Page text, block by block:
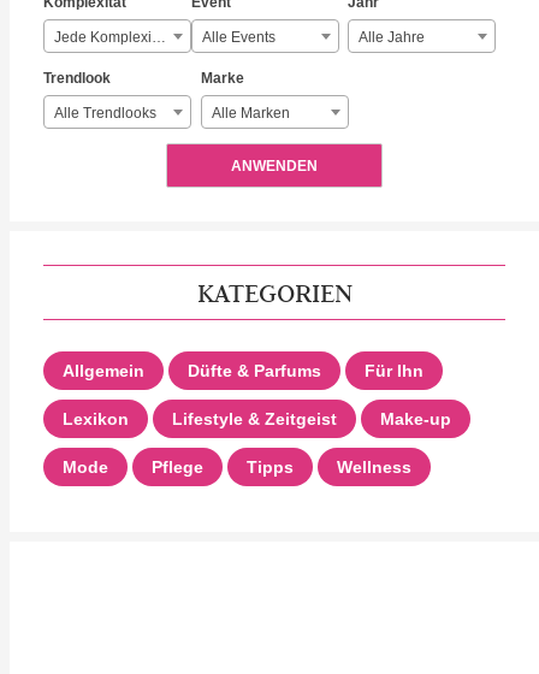
Jede Komplexität Alle Events Alle Jahre
Trendlook
Alle Trendlooks
Marke
Alle Marken
ANWENDEN
KATEGORIEN
Allgemein Düfte & Parfums Für Ihn
Lexikon Lifestyle & Zeitgeist Make-up
Mode Pflege Tipps Wellness